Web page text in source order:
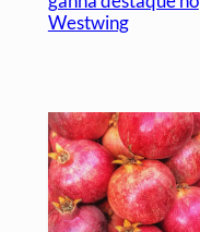
Westwing